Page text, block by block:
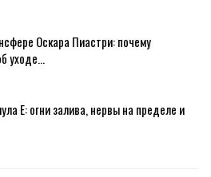
Оскара Пиастри: почему
уходе…
E: огни залива, нервы на пределе и